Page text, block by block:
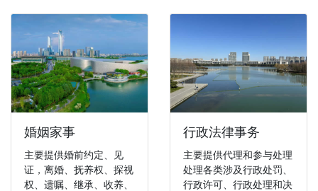
婚姻家事
主要提供婚前约定、见
证，离婚、抚养权、探视
权、遗嘱、继承、收养、
行政法律事务
主要提供代理和参与处理
处理各类涉及行政处罚、
行政许可、行政处理和决